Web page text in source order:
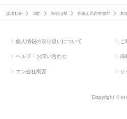
派遣TOP 関西 和歌山県 和歌山県西牟婁郡 和
個人情報の取り扱いについて ご
ヘルプ・お問い合わせ 掲
エン会社概要 サ
Copyright ©